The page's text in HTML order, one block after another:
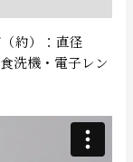
約）：直径
洗機・電子レン